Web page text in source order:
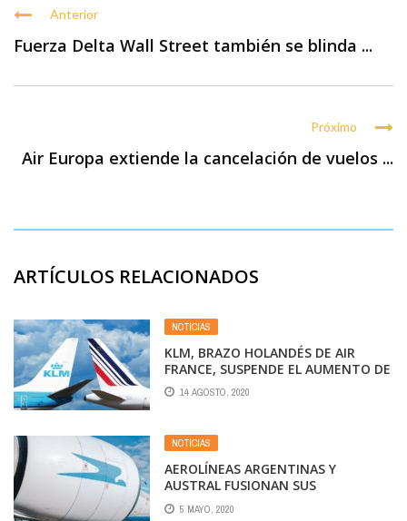
Anterior
Fuerza Delta Wall Street también se blinda ...
Próximo
Air Europa extiende la cancelación de vuelos ...
ARTÍCULOS RELACIONADOS
NOTICIAS
KLM, BRAZO HOLANDÉS DE AIR
FRANCE, SUSPENDE EL AUMENTO DE
SUELDO DE SU PLANTILLA
14 AGOSTO, 2020
NOTICIAS
AEROLÍNEAS ARGENTINAS Y
AUSTRAL FUSIONAN SUS
ESTRUCTURAS
5 MAYO, 2020